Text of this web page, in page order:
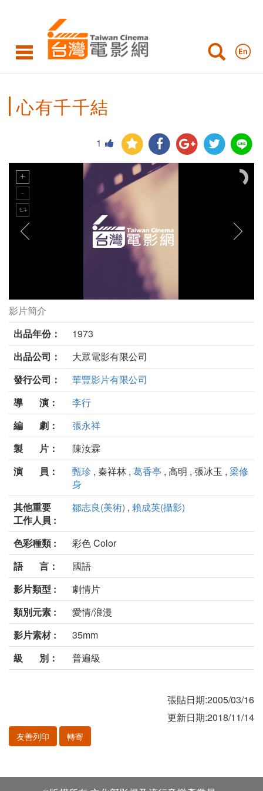
心有千千結
1
心有千千結劇照
影片簡介
出品年份：
1973
出品公司：
大眾電影有限公司
發行公司：
華豐影片有限公司
導 演：
李行
編 劇：
張永祥
製 片：
陳汝霖
演 員：
甄珍 , 秦祥林 , 葛香亭 , 高明 , 張冰玉 , 梁修
身
其他重要
工作人員 :
鄒志良(美術) , 賴成英(攝影)
色彩種類 :
彩色 Color
語 言：
國語
影片類型 :
劇情片
類別元素 :
愛情/浪漫
影片素材 :
35mm
級 別：
普遍級
張貼日期:2005/03/16
更新日期:2018/11/14
友善列印 轉寄